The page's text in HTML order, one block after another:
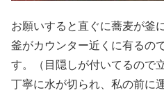
お願いすると直ぐに蕎麦が釜
釜がカウンター近くに有るの
す。（目隠しが付いてるので
丁寧に水が切られ、私の前に